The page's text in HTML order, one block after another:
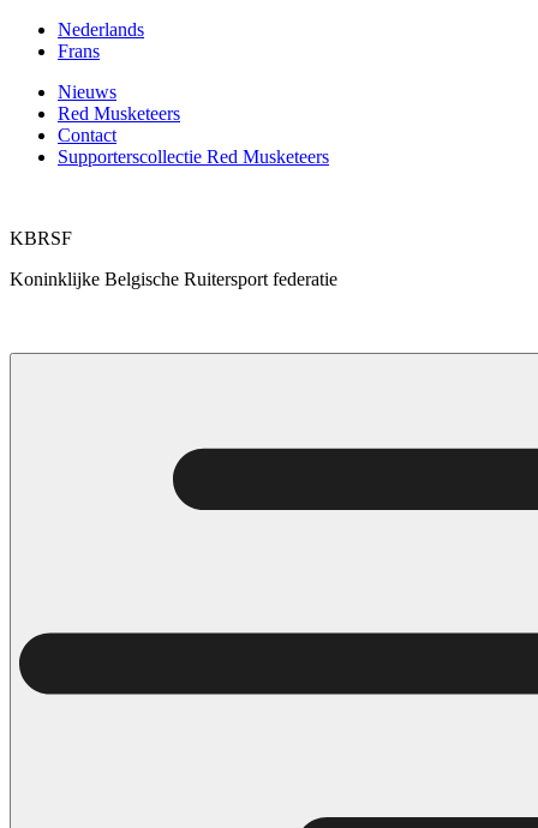
naar
inhoud
Nederlands
Frans
Nieuws
Red Musketeers
Contact
Supporterscollectie Red Musketeers
KBRSF
Koninklijke Belgische Ruitersport federatie